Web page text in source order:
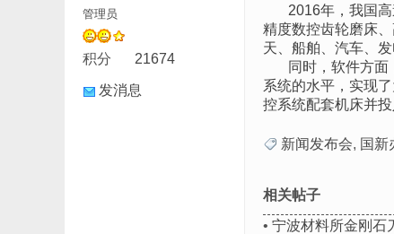
管理员
积分 21674
发消息
2016年，我国高
精度数控齿轮磨床
天、船舶、汽车、
同时，软件方面，
系统的水平，实现
控系统配套机床并
新闻发布会, 国新
相关帖子
• 宁波材料所金刚石